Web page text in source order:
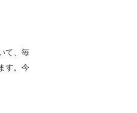
て、毎
す。今